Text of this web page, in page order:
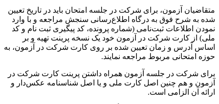
متقاضیان‌ آزمون‌، برای شرکت در جلسه امتحان باید در تاریخ تعیین
شده به شرح فوق به درگاه اطلاع‌رسانی سنجش مراجعه و با وارد
نمودن اطلاعات ثبت‌نامی (شماره پرونده، کد پیگیری ثبت نام و کد
ملی) از کارت شرکت در آزمون خود یک نسخه پرینت تهیه و بر
اساس آدرس و زمان تعیین شده بر روی کارت شرکت در آزمون، به
حوزه امتحانی مربوط مراجعه نمایند.
برای شرکت در جلسه آزمون همراه داشتن پرینت کارت شرکت در
آزمون و هم چنین اصل کارت ملی و یا اصل شناسنامه عکس‌دار و
ارائه آن الزامی است.